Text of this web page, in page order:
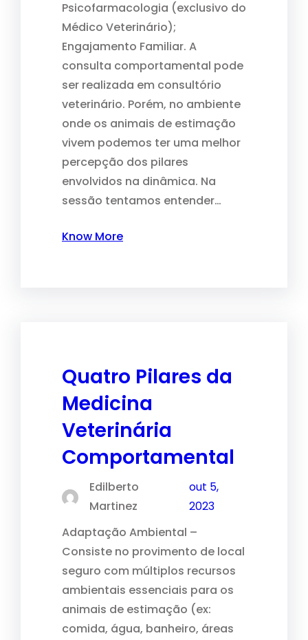
Psicofarmacologia (exclusivo do
Médico Veterinário);
Engajamento Familiar. A
consulta comportamental pode
ser realizada em consultório
veterinário. Porém, no ambiente
onde os animais de estimação
vivem podemos ter uma melhor
percepção dos pilares
envolvidos na dinâmica. Na
sessão tentamos entender…
Know More
Quatro Pilares da
Medicina
Veterinária
Comportamental
Edilberto
Martinez
out 5,
2023
Adaptação Ambiental –
Consiste no provimento de local
seguro com múltiplos recursos
ambientais essenciais para os
animais de estimação (ex:
comida, água, banheiro, áreas